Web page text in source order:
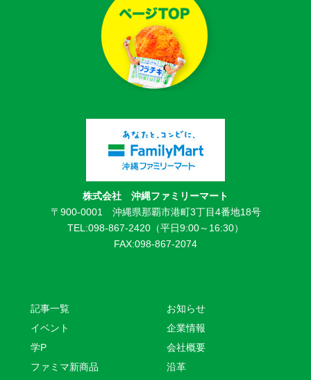
株式会社 沖縄ファミリーマート
〒900-0001 沖縄県那覇市港町3丁目4番地18号
TEL:098-867-2420（平日9:00～16:30）
FAX:098-867-2074
記事一覧
イベント
学P
ファミマ新商品
お知らせ
企業情報
会社概要
沿革